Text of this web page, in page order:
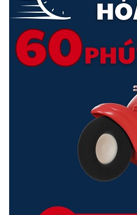
Chế Độ Hành Lang
xoay
90° cùng chiều kim đồng hồ.
hình ảnh của bạn thay đổi từ
các khu vực dài và hẹp, đồng